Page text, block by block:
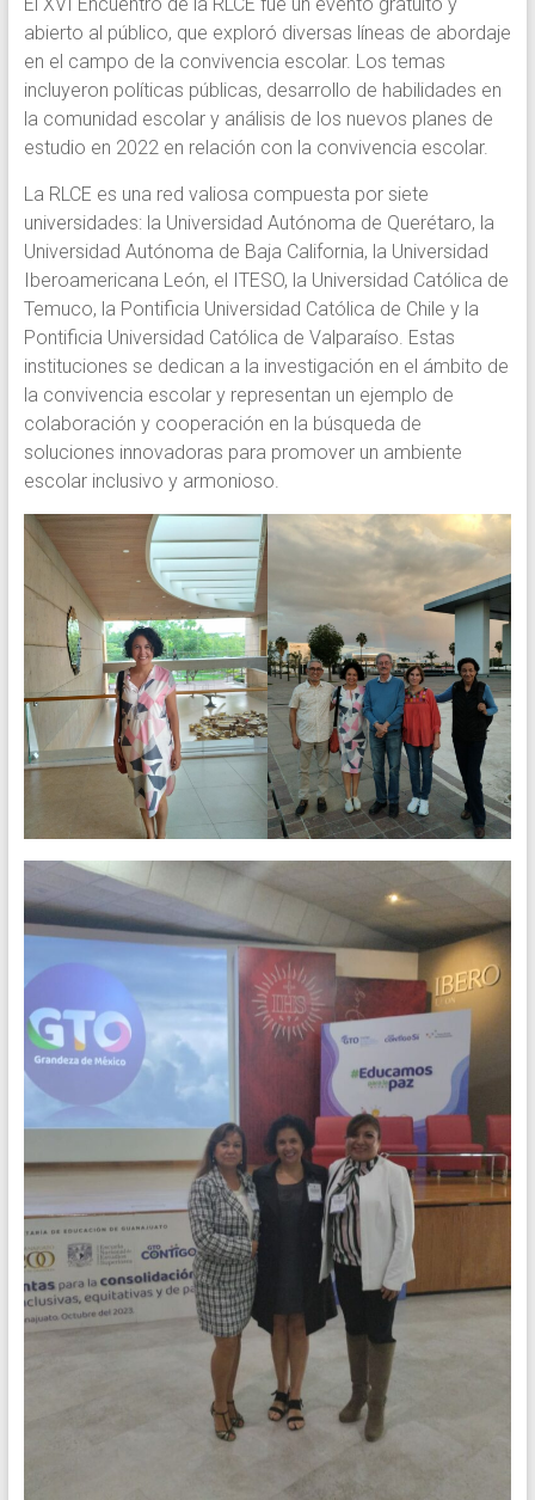
abierto al público, que exploró diversas líneas de abordaje
en el campo de la convivencia escolar. Los temas
incluyeron políticas públicas, desarrollo de habilidades en
la comunidad escolar y análisis de los nuevos planes de
estudio en 2022 en relación con la convivencia escolar.
La RLCE es una red valiosa compuesta por siete
universidades: la Universidad Autónoma de Querétaro, la
Universidad Autónoma de Baja California, la Universidad
Iberoamericana León, el ITESO, la Universidad Católica de
Temuco, la Pontificia Universidad Católica de Chile y la
Pontificia Universidad Católica de Valparaíso. Estas
instituciones se dedican a la investigación en el ámbito de
la convivencia escolar y representan un ejemplo de
colaboración y cooperación en la búsqueda de
soluciones innovadoras para promover un ambiente
escolar inclusivo y armonioso.